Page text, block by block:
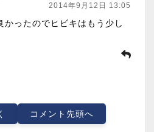
2014年9月12日 13:05
かったのでヒビキはもう少し
コメント先頭へ